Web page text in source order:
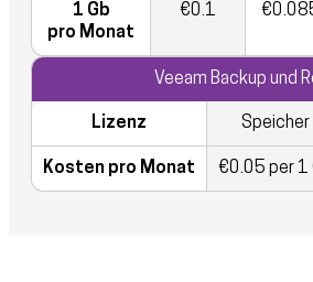
1 Gb
pro Monat
€0.1
Veeam Backup und
Lizenz Speicher
Kosten pro Monat €0.05 per 1